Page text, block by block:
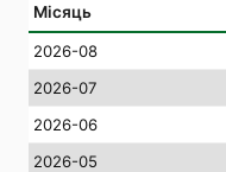
Місяць
2026-08
2026-07
2026-06
2026-05